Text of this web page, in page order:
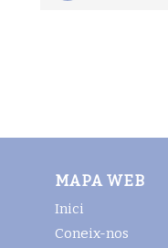
MAPA WEB
Inici
Coneix-nos